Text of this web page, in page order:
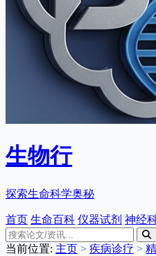
生物行
探索生命科学奥秘
首页 生命百科 仪器试剂 神经
当前位置: 主页 > 疾病诊疗 >